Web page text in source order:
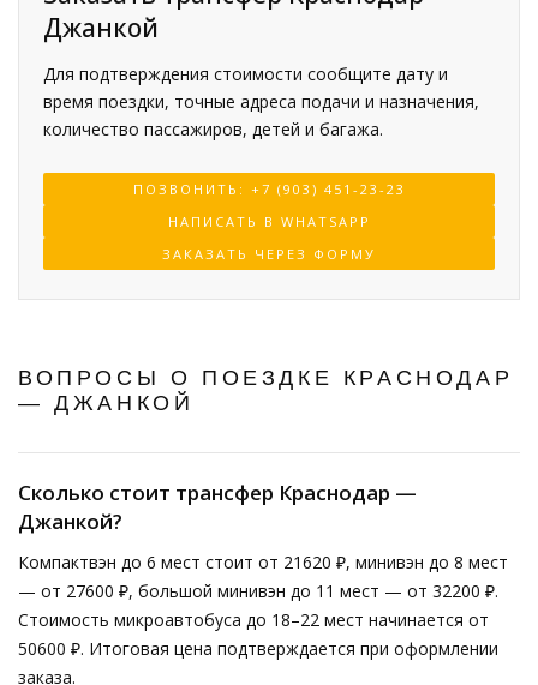
Джанкой
Для подтверждения стоимости сообщите дату и
время поездки, точные адреса подачи и назначения,
количество пассажиров, детей и багажа.
ПОЗВОНИТЬ: +7 (903) 451-23-23
НАПИСАТЬ В WHATSAPP
ЗАКАЗАТЬ ЧЕРЕЗ ФОРМУ
ВОПРОСЫ О ПОЕЗДКЕ КРАСНОДАР
— ДЖАНКОЙ
Сколько стоит трансфер Краснодар —
Джанкой?
Компактвэн до 6 мест стоит от 21620 ₽, минивэн до 8 мест
— от 27600 ₽, большой минивэн до 11 мест — от 32200 ₽.
Стоимость микроавтобуса до 18–22 мест начинается от
50600 ₽. Итоговая цена подтверждается при оформлении
заказа.